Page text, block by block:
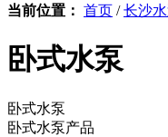
当前位置： 首页 / 长沙
卧式水泵
卧式水泵
卧式水泵产品